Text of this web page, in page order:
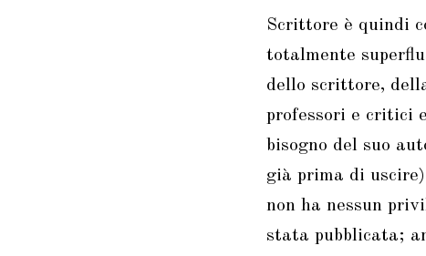
Scrittore è quindi
totalmente
dello scrittore,
professori e critici
bisogno del suo
già prima di
non ha nessun
stata pubblicata;